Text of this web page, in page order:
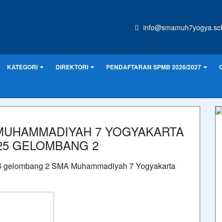
KATEGORI DIREKTORI PENDAFTARAN SPMB 2026/2027
7 YOGYAKARTA
GELOMBANG 2
2 SMA Muhammadiyah 7 Yogyakarta